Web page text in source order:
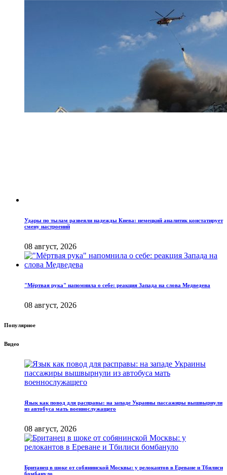
Удары по тылам развеяли надежды Киева: немецкий аналитик констатирует
смену настроений
08 август, 2026
"Мёртвая рука" напомнила о себе: реакция Запада на слова Медведева
08 август, 2026
Популярное
Видео
Язык как повод для расправы: на западе Украины пассажиры вышвырнули
из автобуса мать военнослужащего
08 август, 2026
Британец в шоке от собянинской Москвы: у релокантов в Ереване и Тбилиси
бомбануло